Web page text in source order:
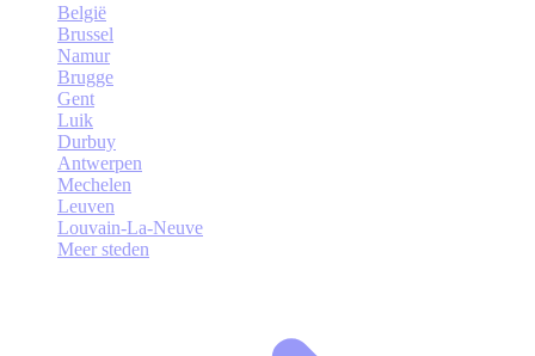
België
Brussel
Namur
Brugge
Gent
Luik
Durbuy
Antwerpen
Mechelen
Leuven
Louvain-La-Neuve
Meer steden